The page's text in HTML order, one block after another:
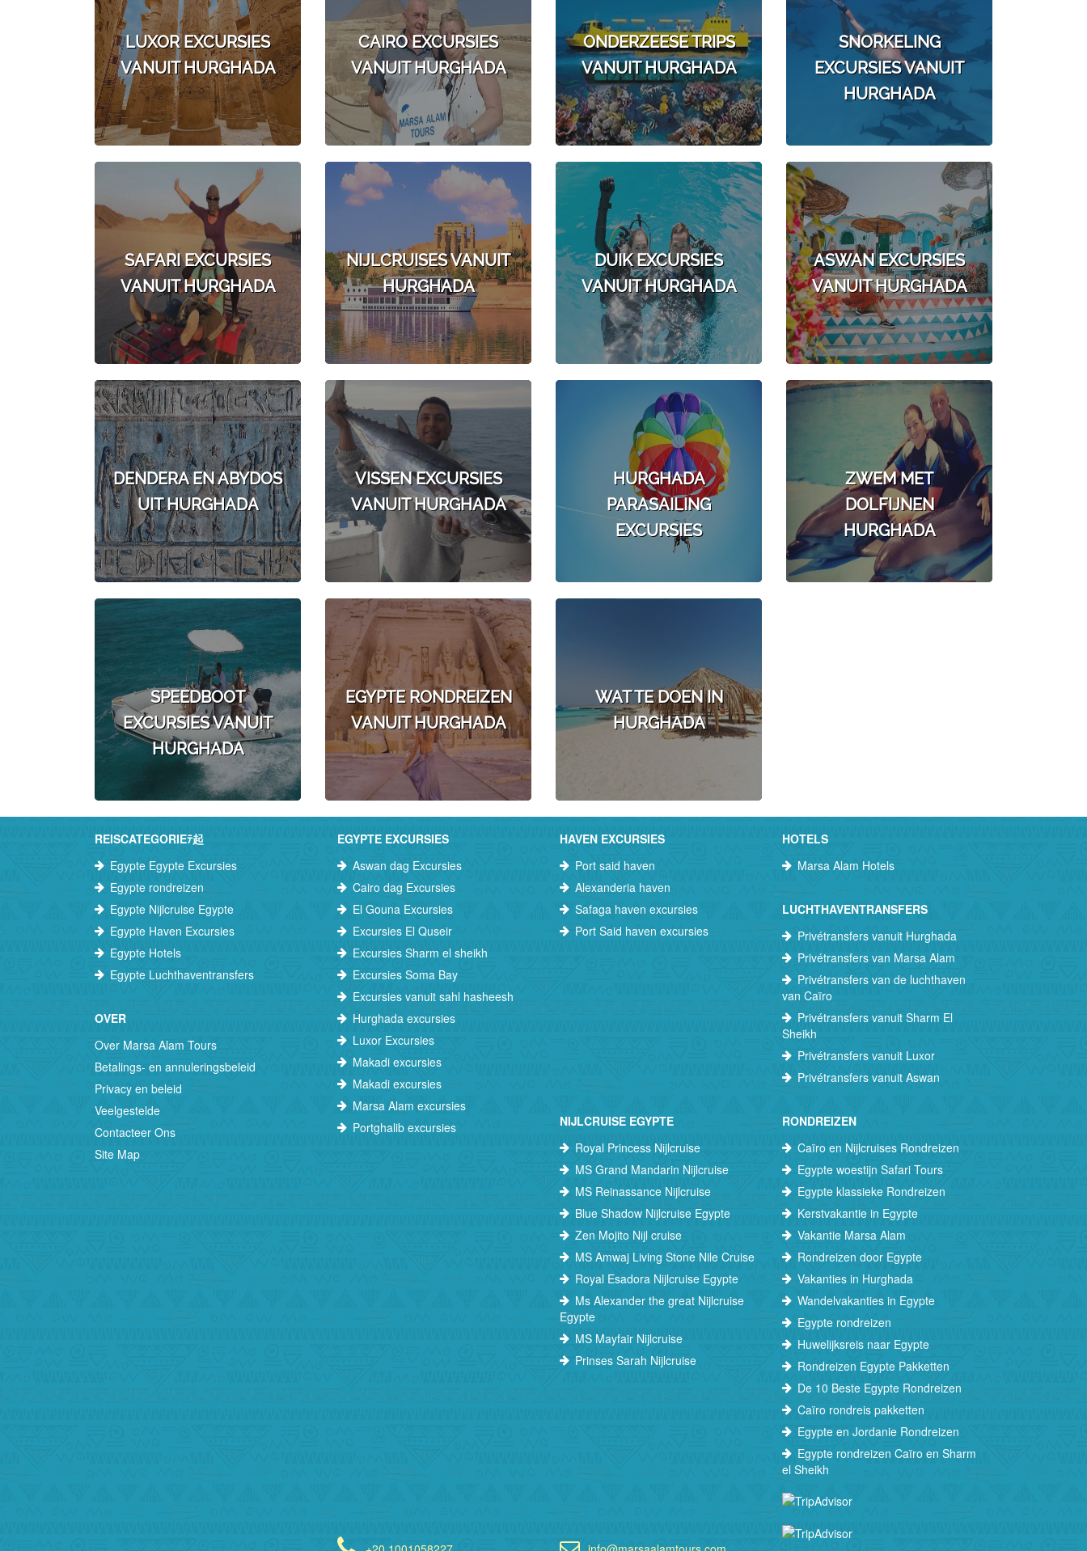
LUXOR EXCURSIES
VANUIT HURGHADA
CAIRO EXCURSIES
VANUIT HURGHADA
ONDERZEESE TRIPS
VANUIT HURGHADA
SNORKELING
EXCURSIES VANUIT
HURGHADA
SAFARI EXCURSIES
VANUIT HURGHADA
NIJLCRUISES VANUIT
HURGHADA
DUIK EXCURSIES
VANUIT HURGHADA
ASWAN EXCURSIES
VANUIT HURGHADA
DENDERA EN ABYDOS
UIT HURGHADA
VISSEN EXCURSIES
VANUIT HURGHADA
HURGHADA
PARASAILING
EXCURSIES
ZWEM MET
DOLFIJNEN
HURGHADA
SPEEDBOOT
EXCURSIES VANUIT
HURGHADA
EGYPTE RONDREIZEN
VANUIT HURGHADA
WAT TE DOEN IN
HURGHADA
REISCATEGORIEﾃ起
Egypte Egypte Excursies
Egypte rondreizen
Egypte Nijlcruise Egypte
Egypte Haven Excursies
Egypte Hotels
Egypte Luchthaventransfers
OVER
Over Marsa Alam Tours
Betalings- en annuleringsbeleid
Privacy en beleid
Veelgestelde
Contacteer Ons
Site Map
EGYPTE EXCURSIES
Aswan dag Excursies
Cairo dag Excursies
El Gouna Excursies
Excursies El Quseir
Excursies Sharm el sheikh
Excursies Soma Bay
Excursies vanuit sahl hasheesh
Hurghada excursies
Luxor Excursies
Makadi excursies
Makadi excursies
Marsa Alam excursies
Portghalib excursies
HAVEN EXCURSIES
Port said haven
Alexanderia haven
Safaga haven excursies
Port Said haven excursies
HOTELS
Marsa Alam Hotels
LUCHTHAVENTRANSFERS
Privétransfers vanuit Hurghada
Privétransfers van Marsa Alam
Privétransfers van de luchthaven
van Caïro
Privétransfers vanuit Sharm El
Sheikh
Privétransfers vanuit Luxor
Privétransfers vanuit Aswan
NIJLCRUISE EGYPTE
Royal Princess Nijlcruise
MS Grand Mandarin Nijlcruise
MS Reinassance Nijlcruise
Blue Shadow Nijlcruise Egypte
Zen Mojito Nijl cruise
MS Amwaj Living Stone Nile Cruise
Royal Esadora Nijlcruise Egypte
Ms Alexander the great Nijlcruise
Egypte
MS Mayfair Nijlcruise
Prinses Sarah Nijlcruise
RONDREIZEN
Caïro en Nijlcruises Rondreizen
Egypte woestijn Safari Tours
Egypte klassieke Rondreizen
Kerstvakantie in Egypte
Vakantie Marsa Alam
Rondreizen door Egypte
Vakanties in Hurghada
Wandelvakanties in Egypte
Egypte rondreizen
Huwelijksreis naar Egypte
Rondreizen Egypte Pakketten
De 10 Beste Egypte Rondreizen
Caïro rondreis pakketten
Egypte en Jordanie Rondreizen
Egypte rondreizen Caïro en Sharm
el Sheikh